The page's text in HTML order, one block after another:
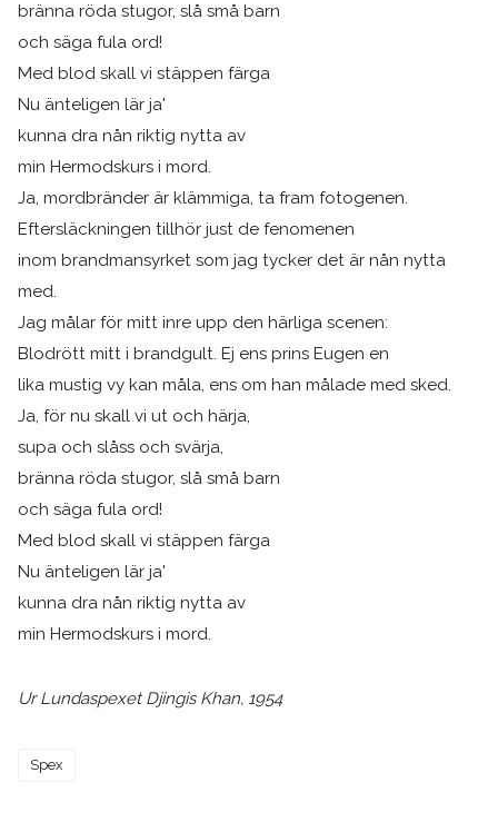
bränna röda stugor, slå små barn
och säga fula ord!
Med blod skall vi stäppen färga
Nu änteligen lär ja'
kunna dra nån riktig nytta av
min Hermodskurs i mord.
Ja, mordbränder är klämmiga, ta fram fotogenen.
Eftersläckningen tillhör just de fenomenen
inom brandmansyrket som jag tycker det är nån nytta
med.
Jag målar för mitt inre upp den härliga scenen:
Blodrött mitt i brandgult. Ej ens prins Eugen en
lika mustig vy kan måla, ens om han målade med sked.
Ja, för nu skall vi ut och härja,
supa och slåss och svärja,
bränna röda stugor, slå små barn
och säga fula ord!
Med blod skall vi stäppen färga
Nu änteligen lär ja'
kunna dra nån riktig nytta av
min Hermodskurs i mord.
Ur Lundaspexet Djingis Khan, 1954
Spex